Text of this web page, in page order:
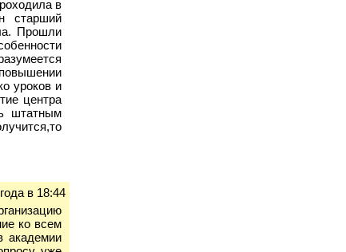
в
старший
Прошли
уроков и
центра
штатным
в 18:44
ко всем
академии